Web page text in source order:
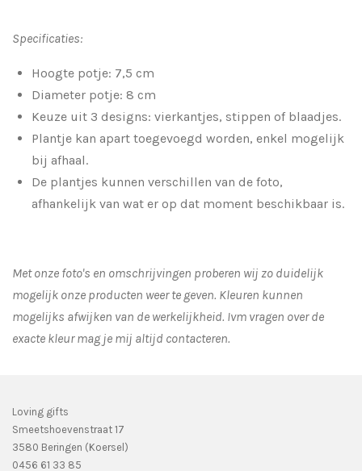
Specificaties:
Hoogte potje: 7,5 cm
Diameter potje: 8 cm
Keuze uit 3 designs: vierkantjes, stippen of blaadjes.
Plantje kan apart toegevoegd worden, enkel mogelijk
bij afhaal.
De plantjes kunnen verschillen van de foto,
afhankelijk van wat er op dat moment beschikbaar is.
Met onze foto's en omschrijvingen proberen wij zo duidelijk
mogelijk onze producten weer te geven. Kleuren kunnen
mogelijks afwijken van de werkelijkheid. Ivm vragen over de
exacte kleur mag je mij altijd contacteren.
Loving gifts
Smeetshoevenstraat 17
3580 Beringen (Koersel)
0456 61 33 85